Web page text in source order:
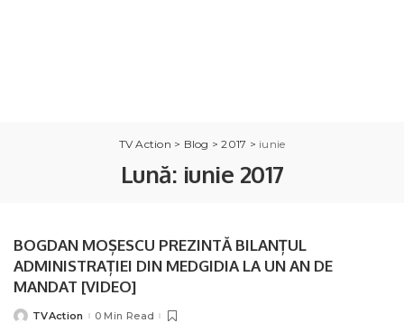
TV Action > Blog >2017 > iunie
Lună: iunie 2017
BOGDAN MOȘESCU PREZINTĂ BILANȚUL
ADMINISTRAȚIEI DIN MEDGIDIA LA UN AN DE
MANDAT [VIDEO]
PostedTVAction 0 Min Read